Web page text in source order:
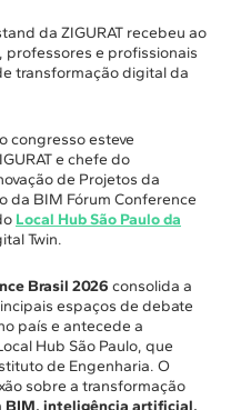
da ZIGURAT recebeu ao
professores e profissionais
transformação digital da
congresso esteve
e chefe do
de Projetos da
da BIM Fórum Conference
Local Hub São Paulo da
Twin.
Brasil 2026 consolida a
espaços de debate
país e antecede a
Hub São Paulo, que
de Engenharia. O
sobre a transformação